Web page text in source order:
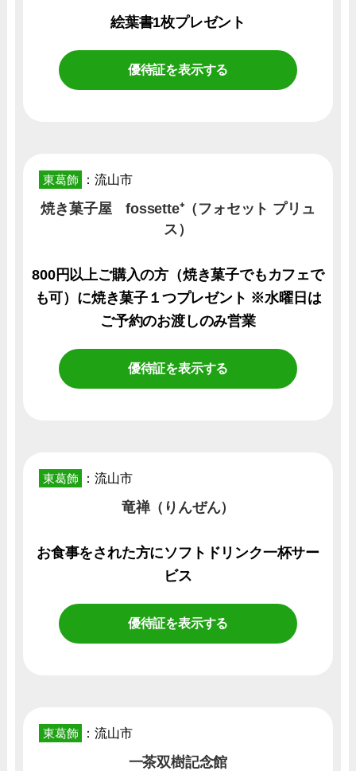
絵葉書1枚プレゼント
優待証を表示する
東葛飾 ：流山市
焼き菓子屋 fossette⁺（フォセット プリュ
ス）
800円以上ご購入の方（焼き菓子でもカフェで
も可）に焼き菓子１つプレゼント ※水曜日は
ご予約のお渡しのみ営業
優待証を表示する
東葛飾 ：流山市
竜禅（りんぜん）
お食事をされた方にソフトドリンク一杯サー
ビス
優待証を表示する
東葛飾 ：流山市
一茶双樹記念館